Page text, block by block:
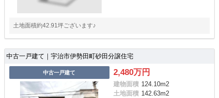
土地面積約42.91坪ございます♪
中古一戸建て｜宇治市伊勢田町砂田分譲住宅
中古一戸建て 2,480万円
建物面積 124.10m2
土地面積 142.63m2